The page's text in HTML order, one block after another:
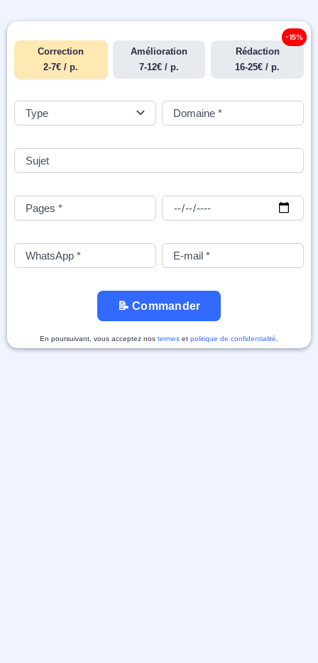
Correction
2-7€ / p.
Amélioration
7-12€ / p.
Rédaction
16-25€ / p.
-15%
📝 Commander
En poursuivant, vous acceptez nos termes et politique de confidentialité